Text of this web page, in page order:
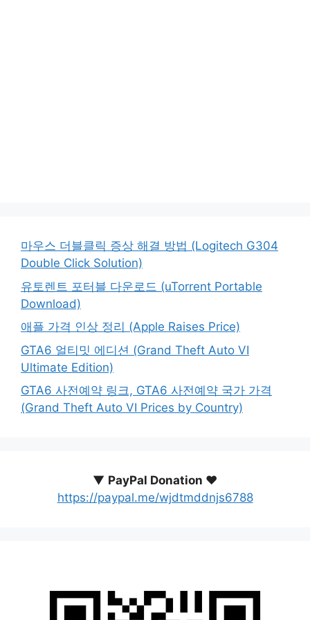
마우스 더블클릭 증상 해결 방법 (Logitech G304
Double Click Solution)
유토렌트 포터블 다운로드 (uTorrent Portable
Download)
애플 가격 인상 정리 (Apple Raises Price)
GTA6 얼티밋 에디션 (Grand Theft Auto VI
Ultimate Edition)
GTA6 사전예약 링크, GTA6 사전예약 국가 가격
(Grand Theft Auto VI Prices by Country)
▼ PayPal Donation ♥️
https://paypal.me/wjdtmddnjs6788